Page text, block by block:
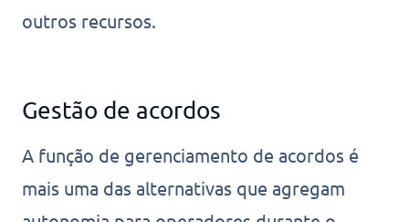
outros recursos.
Gestão de acordos
A função de gerenciamento de acordos é
mais uma das alternativas que agregam